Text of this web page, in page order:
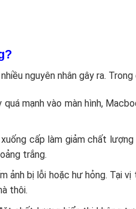
nguyên nhân gây ra.
mạnh vào màn hình,
cấp làm giảm chất
trắng.
ảnh bị lỗi hoặc hư hỏng. Tại
thôi.